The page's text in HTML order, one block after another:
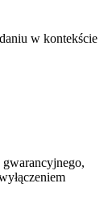
w kontekście